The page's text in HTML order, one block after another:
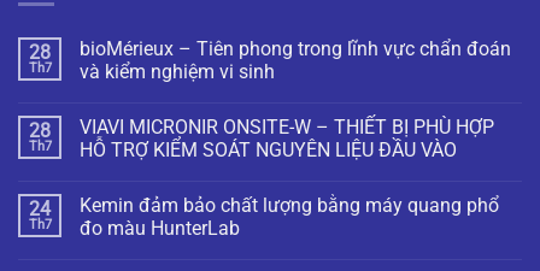
28
Th7
bioMérieux – Tiên phong trong lĩnh vực chẩn đoán
và kiểm nghiệm vi sinh
28
Th7
VIAVI MICRONIR ONSITE-W – THIẾT BỊ PHÙ HỢP
HỖ TRỢ KIỂM SOÁT NGUYÊN LIỆU ĐẦU VÀO
24
Th7
Kemin đảm bảo chất lượng bằng máy quang phổ
đo màu HunterLab